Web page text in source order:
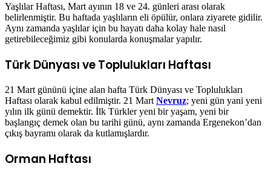
Yaşlılar Haftası, Mart ayının 18 ve 24. günleri arası olarak
belirlenmiştir. Bu haftada yaşlıların eli öpülür, onlara ziyarete gidilir.
Aynı zamanda yaşlılar için bu hayatı daha kolay hale nasıl
getirebileceğimiz gibi konularda konuşmalar yapılır.
Türk Dünyası ve Toplulukları Haftası
21 Mart gününü içine alan hafta Türk Dünyası ve Toplulukları
Haftası olarak kabul edilmiştir. 21 Mart Nevruz; yeni gün yani yeni
yılın ilk günü demektir. İlk Türkler yeni bir yaşam, yeni bir
başlangıç demek olan bu tarihi günü, aynı zamanda Ergenekon’dan
çıkış bayramı olarak da kutlamışlardır.
Orman Haftası